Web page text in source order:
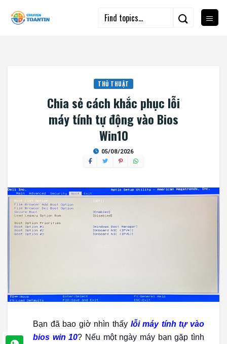
THỦ THUẬT
Chia sẻ cách khắc phục lỗi
máy tính tự động vào Bios
Win10
05/08/2026
Bạn đã bao giờ nhìn thấy lỗi máy tính tự vào
bios win 10? Nếu một ngày máy bạn gặp tình